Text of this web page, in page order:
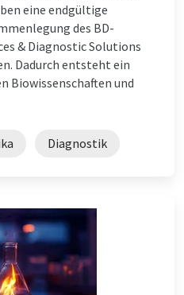
eine endgültige
des BD-
& Diagnostic Solutions
Dadurch entsteht ein
Biowissenschaften und
Diagnostik